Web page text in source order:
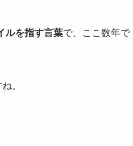
ルを指す言葉で、ここ数年で
。